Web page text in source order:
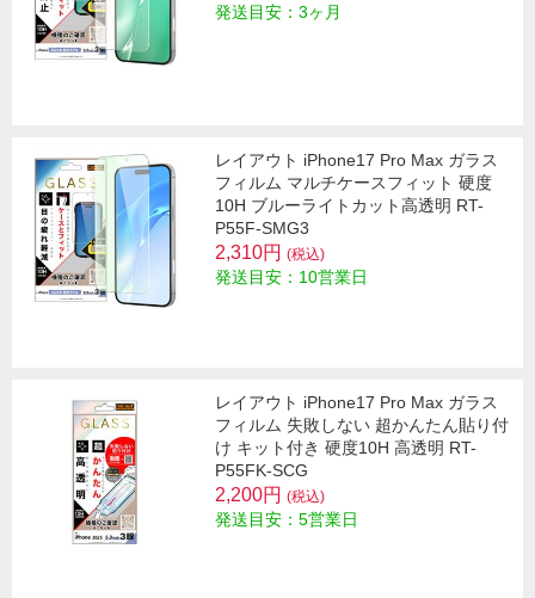
発送目安：3ヶ月
レイアウト iPhone17 Pro Max ガラス
フィルム マルチケースフィット 硬度
10H ブルーライトカット高透明 RT-
P55F-SMG3
2,310円 (税込)
発送目安：10営業日
レイアウト iPhone17 Pro Max ガラス
フィルム 失敗しない 超かんたん貼り付
け キット付き 硬度10H 高透明 RT-
P55FK-SCG
2,200円 (税込)
発送目安：5営業日